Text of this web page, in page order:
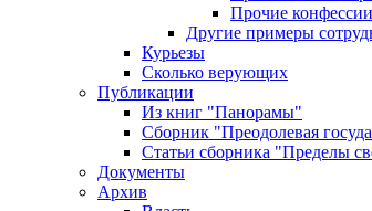
Прочие конфессии
Другие примеры
Курьезы
Сколько верующих
Публикации
Из книг "Панорамы"
Сборник "Преодолевая
Статьи сборника "Пределы
Документы
Архив